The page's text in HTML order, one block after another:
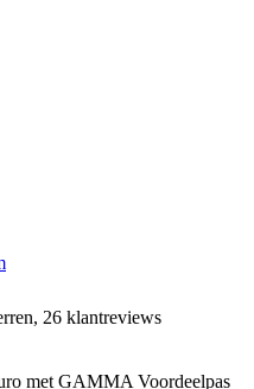
26 klantreviews
met GAMMA Voordeelpas